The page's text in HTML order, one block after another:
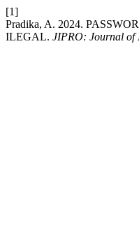
[1]
Pradika, A. 2024.
ILEGAL. JIPRO: Journal of